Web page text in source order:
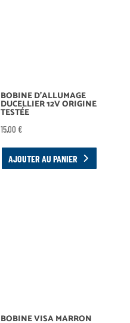
BOBINE D’ALLUMAGE
DUCELLIER 12V ORIGINE
TESTÉE
15,00€
AJOUTER AU PANIER
BOBINE VISA MARRON